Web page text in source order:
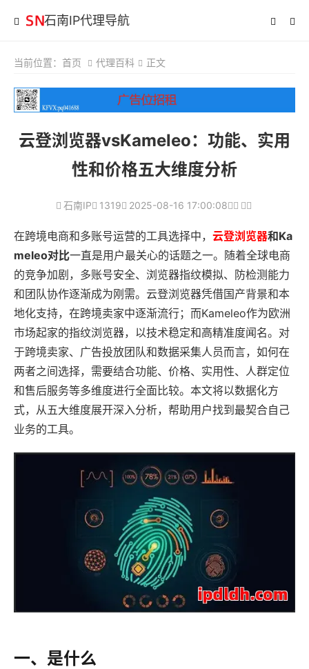
石南IP代理导航
当前位置： 首页 代理百科 正文
云登浏览器vsKameleo：功能、实用
性和价格五大维度分析
石南IP 1319 2025-08-16 17:00:08
在跨境电商和多账号运营的工具选择中， 云登浏览器和Ka
meleo对比一直是用户最关心的话题之一。随着全球电商
的竞争加剧，多账号安全、浏览器指纹模拟、防检测能力
和团队协作逐渐成为刚需。云登浏览器凭借国产背景和本
地化支持，在跨境卖家中逐渐流行；而Kameleo作为欧洲
市场起家的指纹浏览器，以技术稳定和高精准度闻名。对
于跨境卖家、广告投放团队和数据采集人员而言，如何在
两者之间选择，需要结合功能、价格、实用性、人群定位
和售后服务等多维度进行全面比较。本文将以数据化方
式，从五大维度展开深入分析，帮助用户找到最契合自己
业务的工具。
一、是什么